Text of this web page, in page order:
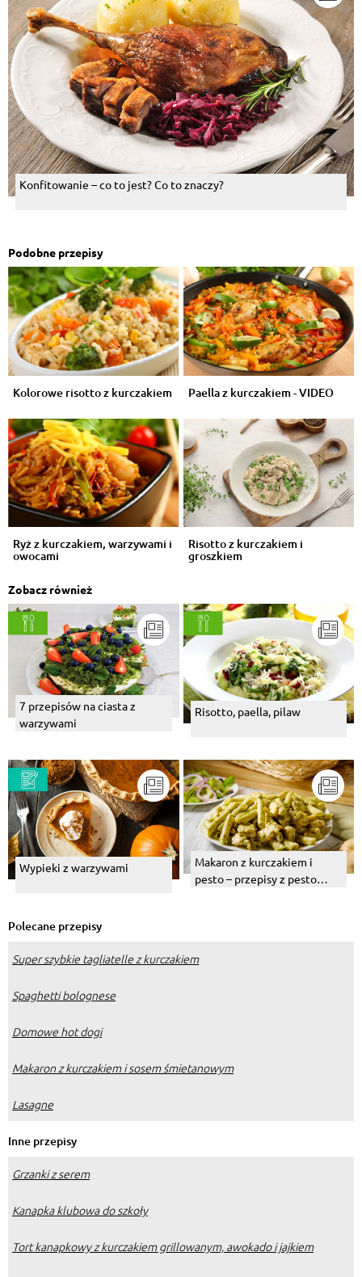
Konfitowanie – co to jest? Co to znaczy?
Podobne przepisy
Kolorowe risotto z kurczakiem Paella z kurczakiem - VIDEO
Ryż z kurczakiem, warzywami i
owocami
Risotto z kurczakiem i
groszkiem
Zobacz również
7 przepisów na ciasta z
warzywami
Risotto, paella, pilaw
Wypieki z warzywami
Makaron z kurczakiem i
pesto – przepisy z pesto
Polecane przepisy
Super szybkie tagliatelle z kurczakiem
Spaghetti bolognese
Domowe hot dogi
Makaron z kurczakiem i sosem śmietanowym
Lasagne
Inne przepisy
Grzanki z serem
Kanapka klubowa do szkoły
Tort kanapkowy z kurczakiem grillowanym, awokado i jajkiem